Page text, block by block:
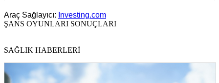
Araç Sağlayıcı: Investing.com
ŞANS OYUNLARI SONUÇLARI
SAĞLIK HABERLERİ